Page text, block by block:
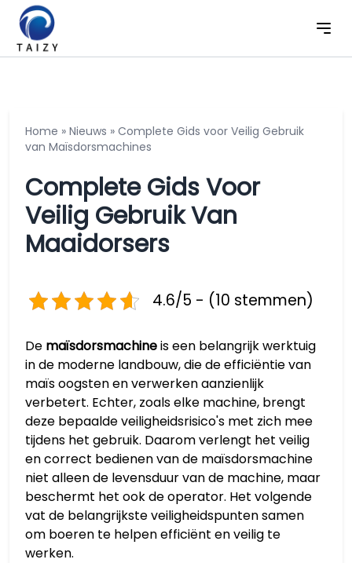
Home » Nieuws » Complete Gids voor Veilig Gebruik
van Maïsdorsmachines
Complete Gids Voor
Veilig Gebruik Van
Maaidorsers
4.6/5 - (10 stemmen)
De maïsdorsmachineis een belangrijk werktuig
in de moderne landbouw, die de efficiëntie van
maïs oogsten en verwerken aanzienlijk
verbetert. Echter, zoals elke machine, brengt
deze bepaalde veiligheidsrisico's met zich mee
tijdens het gebruik. Daarom verlengt het veilig
en correct bedienen van de maïsdorsmachine
niet alleen de levensduur van de machine, maar
beschermt het ook de operator. Het volgende
vat de belangrijkste veiligheidspunten samen
om boeren te helpen efficiënt en veilig te
werken.